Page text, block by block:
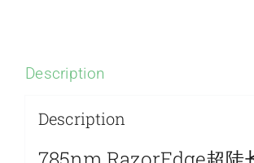
Description
Description